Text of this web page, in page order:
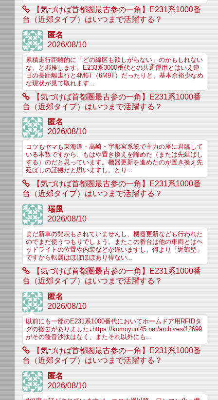
【気づけば首都圏最古参の一角】E231系1000番
台（近郊タイプ）はいつまで活躍する？
匿名
2026/08/10
累積走行距離的に「どの線区も欲しがらない」のかもしれない
な、と邪推します。E233系3000番代との共通運用とはいえ連
日の長距離走行と4M6T（6M9T）だったりと、基本余裕少なめ
な現状が見て取れます...
【気づけば首都圏最古参の一角】E231系1000番
台（近郊タイプ）はいつまで活躍する？
匿名
2026/08/10
コツもヤマも東海道・高崎・宇都宮系統で主力の座に君臨して
いる本数ですから、もはや置き換えを諦めた（または先延ばし
する）のだと思っています。機器更新を進めたのが置き換え先
延ばしの証拠だと思いますし。とり...
【気づけば首都圏最古参の一角】E231系1000番
台（近郊タイプ）はいつまで活躍する？
瑞風
2026/08/10
まだ新車の発表もされていませんし、機器更新なども行われた
のでまだ使うつもりでしょう。またこの番台は他の車両とはヘ
ッドライトの位置や内装などが違いますし、何より「近郊型」
ですから転属はほぼほぼあり得ない...
【気づけば首都圏最古参の一角】E231系1000番
台（近郊タイプ）はいつまで活躍する？
匿名
2026/08/10
以前にも一部のE231系1000番代においてホームドア用RFIDタ
グの撤去がありました↓https://kumoyuni45.net/archives/12699
がその後音沙汰はなく、またそれ以外にも...
【気づけば首都圏最古参の一角】E231系1000番
台（近郊タイプ）はいつまで活躍する？
匿名
2026/08/10